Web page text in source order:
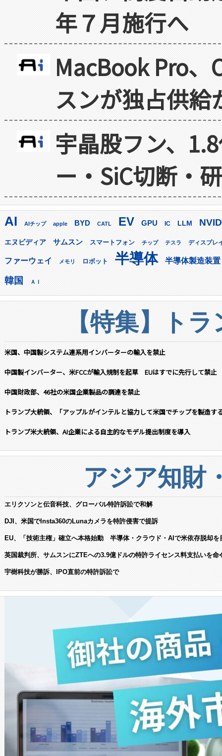
年７月施行へ
MacBook Pro
スンが独占供給
宇晶股フン、
ー・SiC切断・
AI AIチップ apple BYD CATL EV GPU IC LLM
エヌビディア サムスン スマートフォン チップ テスラ ディスプレ
ファーウェイ メモリ ロボット 半導体 半導体製造装置
韓国 ＡＩ
【特集】ト
米国、中国製システム連系用インバーターの輸入を禁止
中国製インバーター、米FCCが輸入規制を起草 EUはすでに先行して禁止
中国財政部、46社の米国企業製品の調達を禁止
トランプ大統領、「アップルがインテルと協力して米国でチップを製造す
トランプ米大統領、AI企業による自主的なモデル提出制度を導入
アジア知財
エリクソンと伝音科技、グローバル特許訴訟で和解
DJI、米国でInsta360のLunaカメラを特許侵害で提訴
EU、「技術主権」確立へ本格始動 半導体・クラウド・AIで米依存脱却を
英国裁判所、サムスンにZTEへの3.9億ドルの特許ライセンス料支払いを命
宇樹科技が勝訴、IPO直前の特許訴訟で